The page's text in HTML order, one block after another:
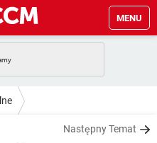
MENU
WHATSAPP
TIKTOK
Następny Temat